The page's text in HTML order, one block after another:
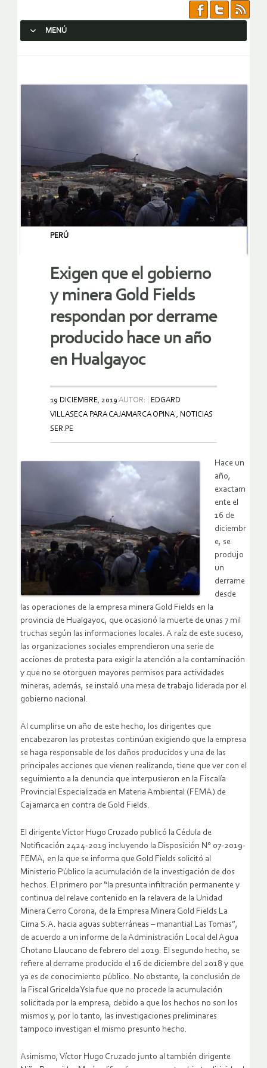
MENÚ
PERÚ
Exigen que el gobierno
y minera Gold Fields
respondan por derrame
producido hace un año
en Hualgayoc
19 DICIEMBRE, 2019 AUTOR:
EDGARD
VILLASECA PARA CAJAMARCA OPINA , NOTICIAS
SER.PE
Hace un
año,
exactam
ente el
16 de
diciembr
e, se
produjo
un
derrame
desde
las operaciones de la empresa minera Gold Fields en la
provincia de Hualgayoc, que ocasionó la muerte de unas 7 mil
truchas según las informaciones locales. A raíz de este suceso,
las organizaciones sociales emprendieron una serie de
acciones de protesta para exigir la atención a la contaminación
y que no se otorguen mayores permisos para actividades
mineras, además, se instaló una mesa de trabajo liderada por el
gobierno nacional.
Al cumplirse un año de este hecho, los dirigentes que
encabezaron las protestas continúan exigiendo que la empresa
se haga responsable de los daños producidos y una de las
principales acciones que vienen realizando, tiene que ver con el
seguimiento a la denuncia que interpusieron en la Fiscalía
Provincial Especializada en Materia Ambiental (FEMA) de
Cajamarca en contra de Gold Fields.
El dirigente Víctor Hugo Cruzado publicó la Cédula de
Notificación 2424-2019 incluyendo la Disposición N° 07-2019-
FEMA, en la que se informa que Gold Fields solicitó al
Ministerio Público la acumulación de la investigación de dos
hechos. El primero por “la presunta infiltración permanente y
continua del relave contenido en la relavera de la Unidad
Minera Cerro Corona, de la Empresa Minera Gold Fields La
Cima S.A. hacia aguas subterráneas – manantial Las Tomas”,
de acuerdo a un informe de la Administración Local del Agua
Chotano Llaucano de febrero del 2019. El segundo hecho, se
refiere al derrame producido el 16 de diciembre del 2018 y que
ya es de conocimiento público. No obstante, la conclusión de
la Fiscal Gricelda Ysla fue que no procede la acumulación
solicitada por la empresa, debido a que los hechos no son los
mismos y, por lo tanto, las investigaciones preliminares
tampoco investigan el mismo presunto hecho.
Asimismo, Víctor Hugo Cruzado junto al también dirigente